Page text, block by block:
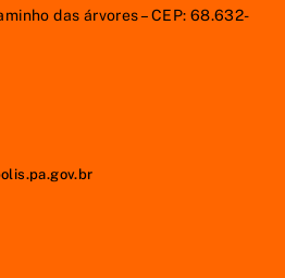
das árvores – CEP: 68.632-